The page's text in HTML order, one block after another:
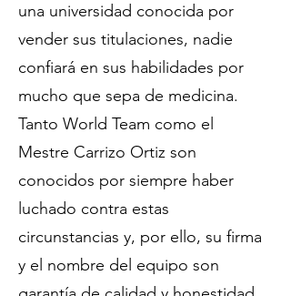
una universidad conocida por
vender sus titulaciones, nadie
confiará en sus habilidades por
mucho que sepa de medicina.
Tanto World Team como el
Mestre Carrizo Ortiz son
conocidos por siempre haber
luchado contra estas
circunstancias y, por ello, su firma
y el nombre del equipo son